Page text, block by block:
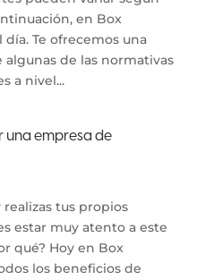
en Box
día. Te ofrecemos una
de las normativas
a nivel...
una empresa de
realizas tus propios
estar muy atento a este
qué? Hoy en Box
los beneficios de